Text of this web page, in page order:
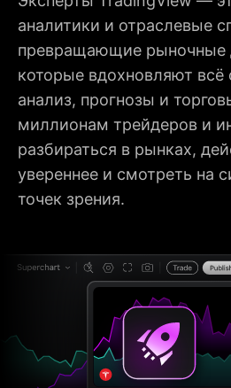
аналитики и отраслевые
превращающие рыночные
которые вдохновляют
анализ, прогнозы и
миллионам трейдеров и
разбираться в рынках,
увереннее и смотреть на
точек зрения.